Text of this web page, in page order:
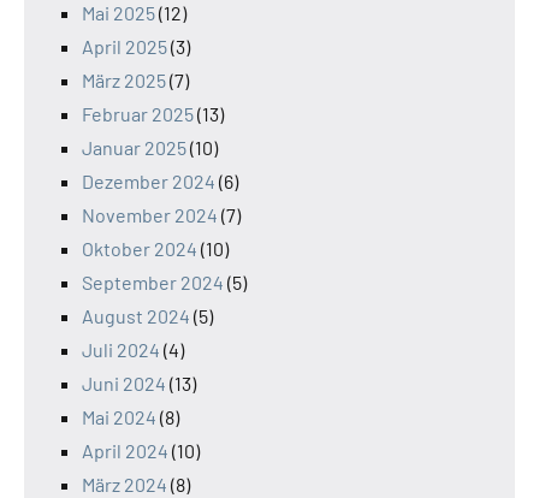
Mai 2025(12)
April 2025(3)
März 2025(7)
Februar 2025(13)
Januar 2025(10)
Dezember 2024 (6)
November 2024 (7)
Oktober 2024 (10)
September 2024 (5)
August 2024 (5)
Juli 2024 (4)
Juni 2024 (13)
Mai 2024 (8)
April 2024 (10)
März 2024 (8)